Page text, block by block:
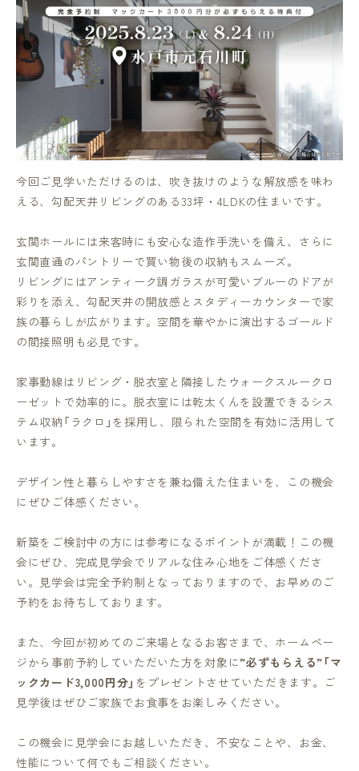
今回ご見学いただけるのは、吹き抜けのような解放感を味わ
える、勾配天井リビングのある33坪・4LDKの住まいです。
玄関ホールには来客時にも安心な造作手洗いを備え、さらに
玄関直通のパントリーで買い物後の収納もスムーズ。
リビングにはアンティーク調ガラスが可愛いブルーのドアが
彩りを添え、勾配天井の開放感とスタディーカウンターで家
族の暮らしが広がります。空間を華やかに演出するゴールド
の間接照明も必見です。
家事動線はリビング・脱衣室と隣接したウォークスルークロ
ーゼットで効率的に。脱衣室には乾太くんを設置できるシス
テム収納「ラクロ」を採用し、限られた空間を有効に活用して
います。
デザイン性と暮らしやすさを兼ね備えた住まいを、この機会
にぜひご体感ください。
新築をご検討中の方には参考になるポイントが満載！この機
会にぜひ、完成見学会でリアルな住み心地をご体感くださ
い。見学会は完全予約制となっておりますので、お早めのご
予約をお待ちしております。
また、今回が初めてのご来場となるお客さまで、ホームペー
ジから事前予約していただいた方を対象に”必ずもらえる”「マ
ックカード3,000円分」 をプレゼントさせていただきます。ご
見学後はぜひご家族でお食事をお楽しみください。
この機会に見学会にお越しいただき、不安なことや、お金、
性能について何でもご相談ください。